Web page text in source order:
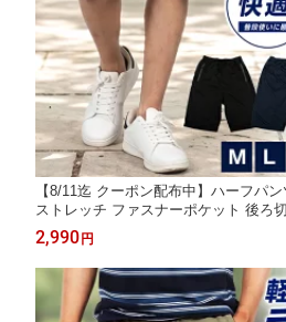
【8/11迄 クーポン配布中】ハーフパ
ストレッチ ファスナーポケット 後ろ
トパンツ ショーツ スポーツ カジュア
2,990円